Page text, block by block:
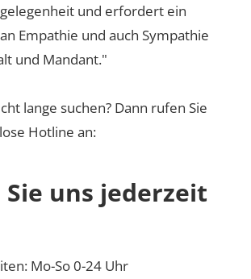
und erfordert ein
Empathie und auch Sympathie
und Mandant."
lange suchen? Dann rufen Sie
Hotline an:
Sie uns jederzeit
Mo-So 0-24 Uhr